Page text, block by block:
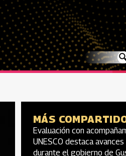
MÁS
Evaluación con
UNESCO destaca
durante el gobierno de